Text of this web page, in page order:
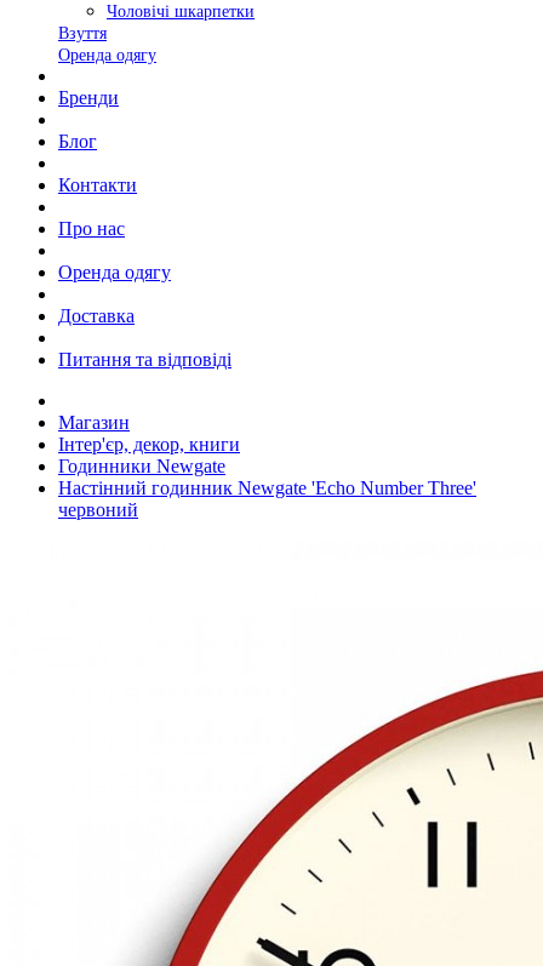
Чоловічі шкарпетки
Взуття
Оренда одягу
Бренди
Блог
Контакти
Про нас
Оренда одягу
Доставка
Питання та відповіді
Магазин
Інтер'єр, декор, книги
Годинники Newgate
Настінний годинник Newgate 'Echo Number Three'
червоний